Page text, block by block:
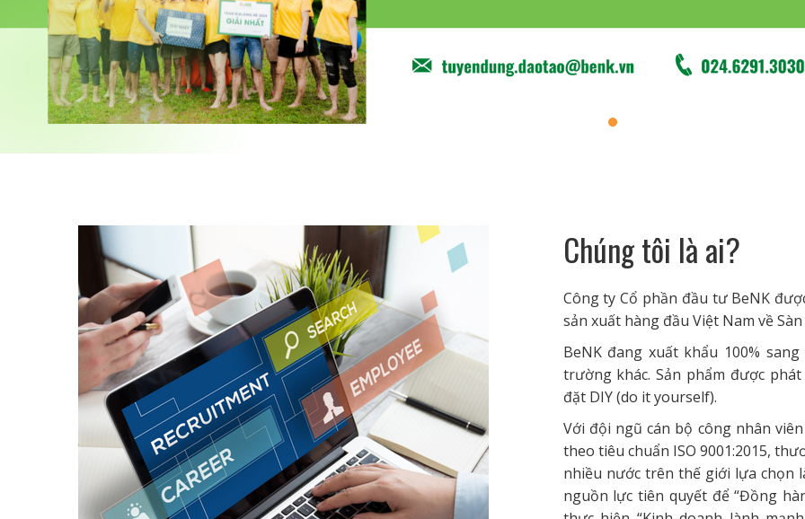
Chúng tôi là ai?
Công ty Cổ phần đầu tư BeNK
sản xuất hàng đầu Việt Nam về
BeNK đang xuất khẩu 100%
trường khác. Sản phẩm được
đặt DIY (do it yourself).
Với đội ngũ cán bộ công nhân
theo tiêu chuẩn ISO 9001:2015,
nhiều nước trên thế giới lựa chọn
nguồn lực tiên quyết để “Đồng